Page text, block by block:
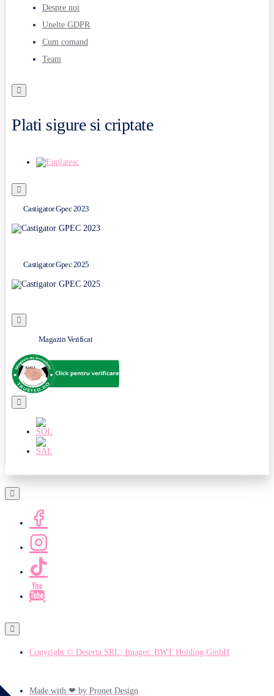
Despre noi
Unelte GDPR
Cum comand
Team
Plati sigure si criptate
Castigator Gpec 2023
Castigator Gpec 2025
Magazin Verificat
Copyright © Deserta SRL; Images: BWT Holding GmbH
Made with ❤ by Pronet Design